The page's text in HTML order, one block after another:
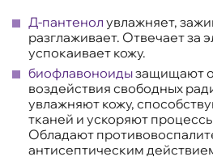
Д-пантенол увлажняет,
разглаживает. Отвечает за
успокаивает кожу.
биофлавоноидызащищают
воздействия свободных
увлажняют кожу,
тканей и ускоряют
Обладают
антисептическим